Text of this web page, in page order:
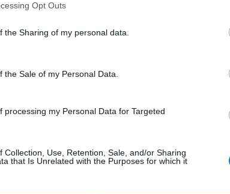
Opt Outs
the Sharing of my personal data.
the Sale of my Personal Data.
processing my Personal Data for Targeted
Collection, Use, Retention, Sale, and/or Sharing
that Is Unrelated with the Purposes for which it
chystá
s rostoucími
vnímají jako
a
protože
Sdružení místních
upozornilo také
Červený
počítá s finančním
likvidace textilu.